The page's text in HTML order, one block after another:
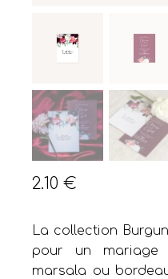
2.10€
La collection
pour un mariage
marsala ou